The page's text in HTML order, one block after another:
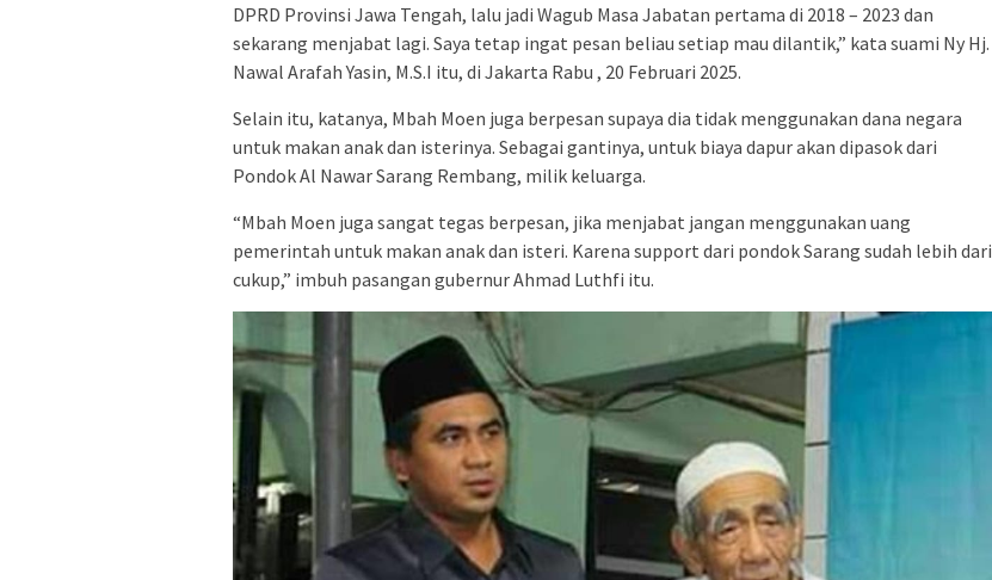
DPRD Provinsi Jawa Tengah, lalu jadi Wagub Masa Jabatan pertama di 2018 – 2023 dan
sekarang menjabat lagi. Saya tetap ingat pesan beliau setiap mau dilantik,” kata suami Ny Hj.
Nawal Arafah Yasin, M.S.I itu, di Jakarta Rabu , 20 Februari 2025.
Selain itu, katanya, Mbah Moen juga berpesan supaya dia tidak menggunakan dana negara
untuk makan anak dan isterinya. Sebagai gantinya, untuk biaya dapur akan dipasok dari
Pondok Al Nawar Sarang Rembang, milik keluarga.
“Mbah Moen juga sangat tegas berpesan, jika menjabat jangan menggunakan uang
pemerintah untuk makan anak dan isteri. Karena support dari pondok Sarang sudah lebih dari
cukup,” imbuh pasangan gubernur Ahmad Luthfi itu.